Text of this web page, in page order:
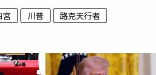
宮 川普
路克天行者